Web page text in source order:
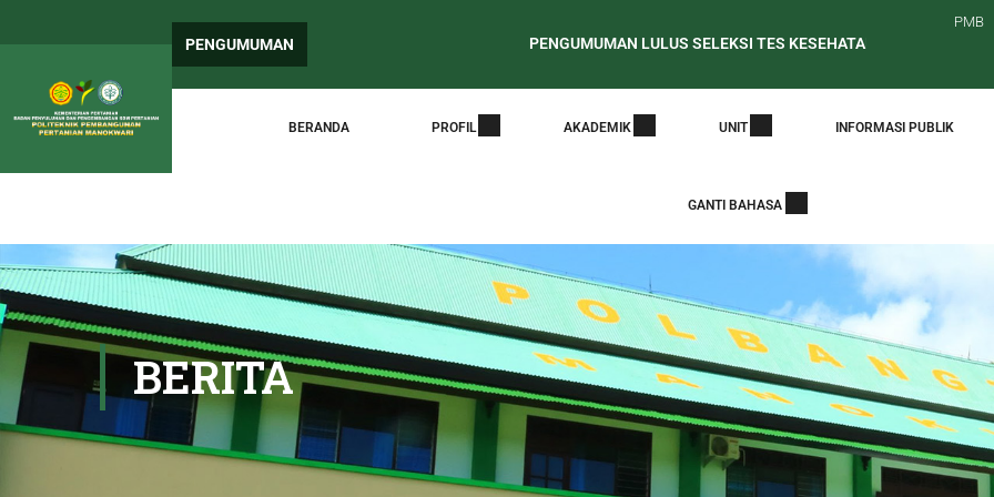
PENGUMUMAN PENGUMUMAN LULUS SELEKSI TES KESEHATAN CALON MAHASISWA
Surat Edaran Periode Awal Pelaporan PDDikti PENELUSURAN
PMB
BERANDA PROFIL AKADEMIK UNIT INFORMASI PUBLIK
GANTI BAHASA
BERITA